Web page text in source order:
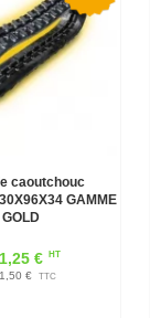
caoutchouc
GAMME
GOLD
€ HT
€ TTC